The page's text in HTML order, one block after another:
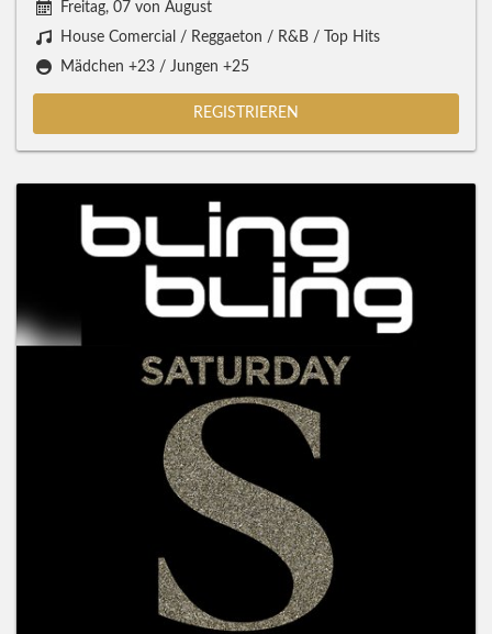
Freitag, 07 von August
House Comercial / Reggaeton / R&B / Top Hits
Mädchen +23 / Jungen +25
REGISTRIEREN